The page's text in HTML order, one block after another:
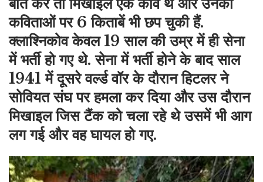
कविताओं पर 6 किताबें भी छप चुकी हैं.
क्लाश्निकोव केवल 19 साल की उम्र में ही सेना
में भर्ती हो गए थे. सेना में भर्ती होने के बाद साल
1941 में दूसरे वर्ल्ड वॉर के दौरान हिटलर ने
सोवियत संघ पर हमला कर दिया और उस दौरान
मिखाइल जिस टैंक को चला रहे थे उसमें भी आग
लग गई और वह घायल हो गए.